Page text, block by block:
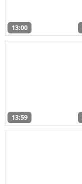
13:00
13:59